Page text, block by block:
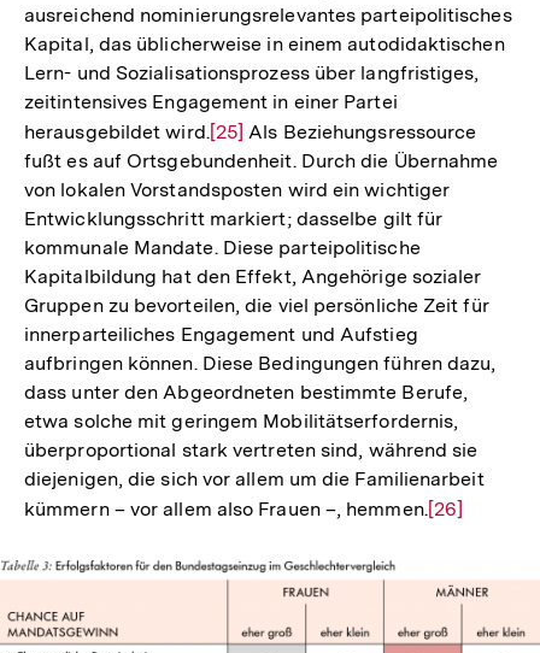
ausreichend nominierungsrelevantes parteipolitisches
Kapital, das üblicherweise in einem autodidaktischen
Lern- und Sozialisationsprozess über langfristiges,
zeitintensives Engagement in einer Partei
herausgebildet wird.Zur
Auflösung
der
Fußnote
[25] Als Beziehungsressource
fußt es auf Ortsgebundenheit. Durch die Übernahme
von lokalen Vorstandsposten wird ein wichtiger
Entwicklungsschritt markiert; dasselbe gilt für
kommunale Mandate. Diese parteipolitische
Kapitalbildung hat den Effekt, Angehörige sozialer
Gruppen zu bevorteilen, die viel persönliche Zeit für
innerparteiliches Engagement und Aufstieg
aufbringen können. Diese Bedingungen führen dazu,
dass unter den Abgeordneten bestimmte Berufe,
etwa solche mit geringem Mobilitätserfordernis,
überproportional stark vertreten sind, während sie
diejenigen, die sich vor allem um die Familienarbeit
kümmern – vor allem also Frauen –, hemmen.Zur
Fußnote
[26]